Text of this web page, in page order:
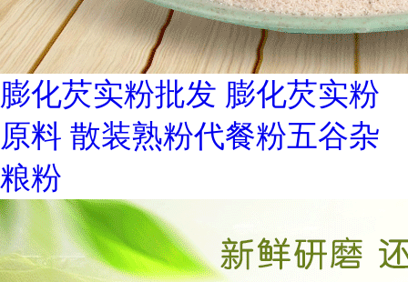
膨化芡实粉批发 膨化芡实粉
原料 散装熟粉代餐粉五谷杂
粮粉